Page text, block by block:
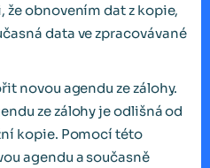
že obnovením dat z kopie,
data ve zpracovávané
novou agendu ze zálohy.
ze zálohy je odlišná od
kopie. Pomocí této
agendu a současně